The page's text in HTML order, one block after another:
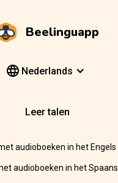
Beelinguapp
Nederlands
Leer talen
audioboeken in het Engels
audioboeken in het Spaans